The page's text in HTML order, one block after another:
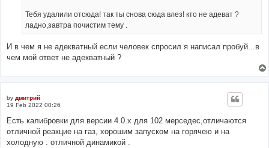
Тебя удалили отсюда! так ты снова сюда влез! кто не адеват ?
ладно,завтра почистим тему .
И в чем я не адекватный если человек спросил я написал пробуй...в
чем мой ответ не адекватный ?
by дмитрий
19 Feb 2022 00:26
Есть калибровки для версии 4.0.х для 102 мерседес,отличаются
отличной реакцие на газ, хорошим запуском на горячею и на
холодную . отличной динамикой .